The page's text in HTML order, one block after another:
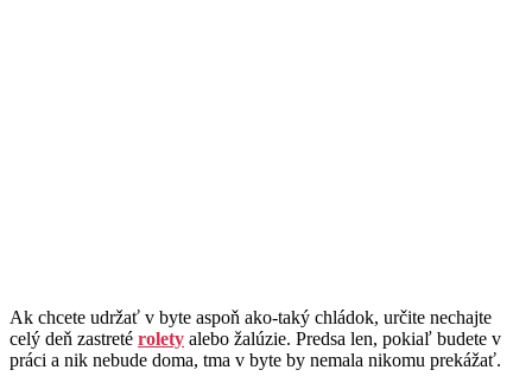
Ak chcete udržať v byte aspoň ako-taký chládok, určite nechajte
celý deň zastreté rolety alebo žalúzie. Predsa len, pokiaľ budete v
práci a nik nebude doma, tma v byte by nemala nikomu prekážať.